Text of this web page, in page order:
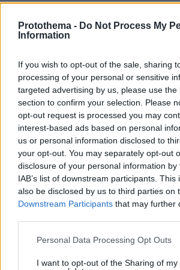
Protothema - Do Not Process My
Information
If you wish to opt-out of the sale, sharing
processing of your personal or sensitive
targeted advertising by us, please use the
section to confirm your selection. Please
opt-out request is processed you may
interest-based ads based on personal
us or personal information disclosed to
your opt-out. You may separately opt-out
disclosure of your personal information
IAB’s list of downstream participants.
also be disclosed by us to third parties on
Downstream Participants that may further
Please note that this website/app uses
not limited to your visit or usage
Personal Data Processing Opt Outs
I want to opt-out of the Sharing of my
ΔΥΣΤΥΧΩΣ
01.03.2022, 18:46
ΟΥΚΡΑΝΙΚΟ ΛΑΟ ΠΟΥ
ΑΜΕΡΙΚΑΝΟΥΣ ΜΕ ΤΙΣ ΙΔΕΕΣ ΤΟΥΣ
ΑΠΑΝΤΗΣΗ
Κακόν πολίτευμα η τυραννία
01.03.2022, 18:11
Το παραλιακό οικόπεδο στην
στο μάτι ο καγκεμπίτης για να το
της Κριμαίας θα του κοστίσει πάρα
όλες τις κυρώσεις από την διεθνή
ΑΠΑΝΤΗΣΗ